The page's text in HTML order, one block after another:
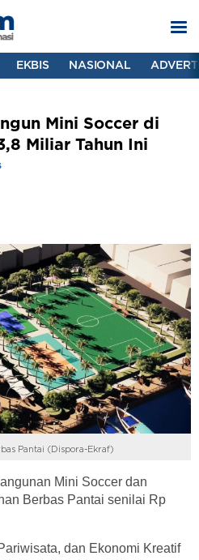
EKBIS NASIONAL
Mini Soccer di
Miliar Tahun Ini
Pantai (Dispora-Ekraf)
Mini Soccer dan
Berbas Pantai senilai Rp
dan Ekonomi Kreatif